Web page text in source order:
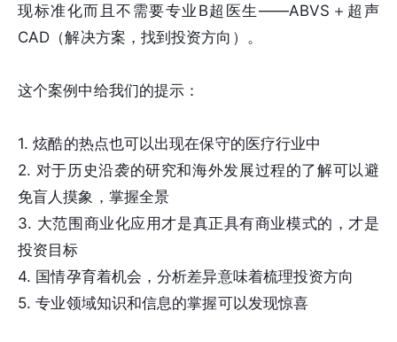
现标准化而且不需要专业B超医生——ABVS＋超声
CAD（解决方案，找到投资方向）。
这个案例中给我们的提示：
1. 炫酷的热点也可以出现在保守的医疗行业中
2. 对于历史沿袭的研究和海外发展过程的了解可以避
免盲人摸象，掌握全景
3. 大范围商业化应用才是真正具有商业模式的，才是
投资目标
4. 国情孕育着机会，分析差异意味着梳理投资方向
5. 专业领域知识和信息的掌握可以发现惊喜